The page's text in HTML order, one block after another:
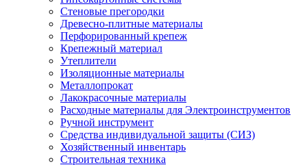
Стеновые прегородки
Древесно-плитные материалы
Перфорированный крепеж
Крепежный материал
Утеплители
Изоляционные материалы
Металлопрокат
Лакокрасочные материалы
Расходные материалы для Электроинструментов
Ручной инструмент
Средства индивидуальной защиты (СИЗ)
Хозяйственный инвентарь
Строительная техника